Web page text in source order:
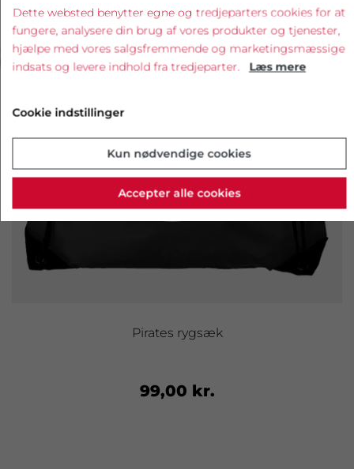
Pirates rygsæk
99,00 kr.
‹ ›
Dette websted benytter egne og tredjeparters cookies for at
fungere, analysere din brug af vores produkter og tjenester,
hjælpe med vores salgsfremmende og marketingsmæssige
indsats og levere indhold fra tredjeparter. Læs mere
Cookie indstillinger
Kun nødvendige cookies
Accepter alle cookies